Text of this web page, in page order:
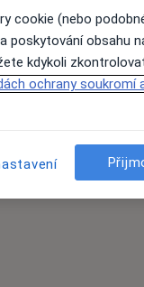
cookie (nebo
poskytování obsahu
kdykoli
ochrany soukromí